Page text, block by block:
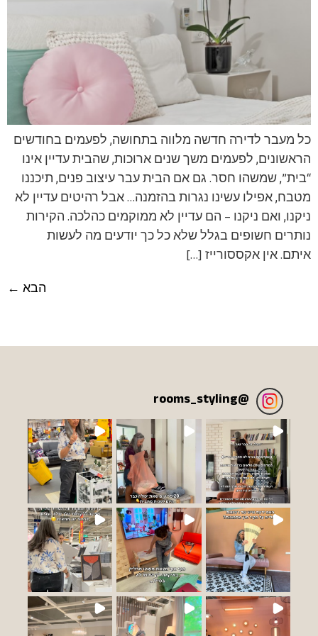
כל מעבר לדירה חדשה מלווה בתחושה, לפעמים בחודשים
הראשונים, לפעמים משך שנים ארוכות, שהבית עדיין אינו
“בית”, שמשהו חסר. גם אם הבית עבר עיצוב פנים, תיכננו
מטבח, אפילו עשינו נגרות בהזמנה… אבל רהיטים עדיין לא
ניקנו, ואם ניקנו – הם עדיין לא ממוקמים כהלכה. הקירות
נותרים חשופים בגלל שלא כל כך יודעים מה לעשות
איתם. אין אקססורייז […]
הבא ←
@
rooms_styling